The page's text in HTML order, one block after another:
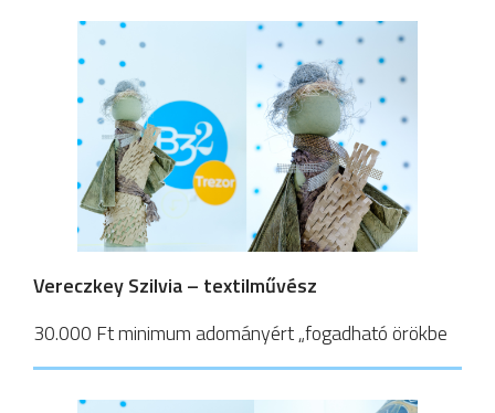
Vereczkey Szilvia – textilművész
30.000 Ft minimum adományért „fogadható örökbe